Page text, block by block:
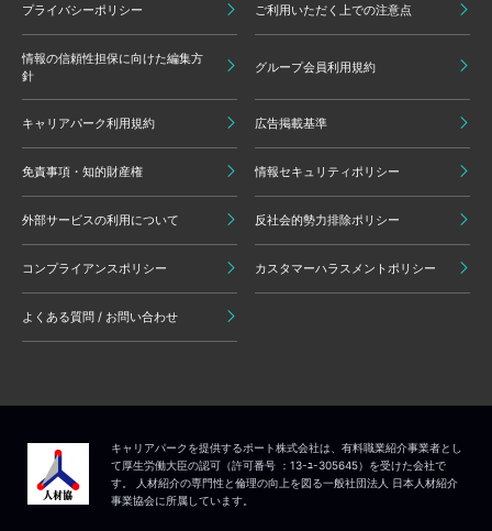
プライバシーポリシー ご利用いただく上での注意点
情報の信頼性担保に向けた編集方
針
グループ会員利用規約
キャリアパーク利用規約 広告掲載基準
免責事項・知的財産権 情報セキュリティポリシー
外部サービスの利用について 反社会的勢力排除ポリシー
コンプライアンスポリシー カスタマーハラスメントポリシー
よくある質問 / お問い合わせ